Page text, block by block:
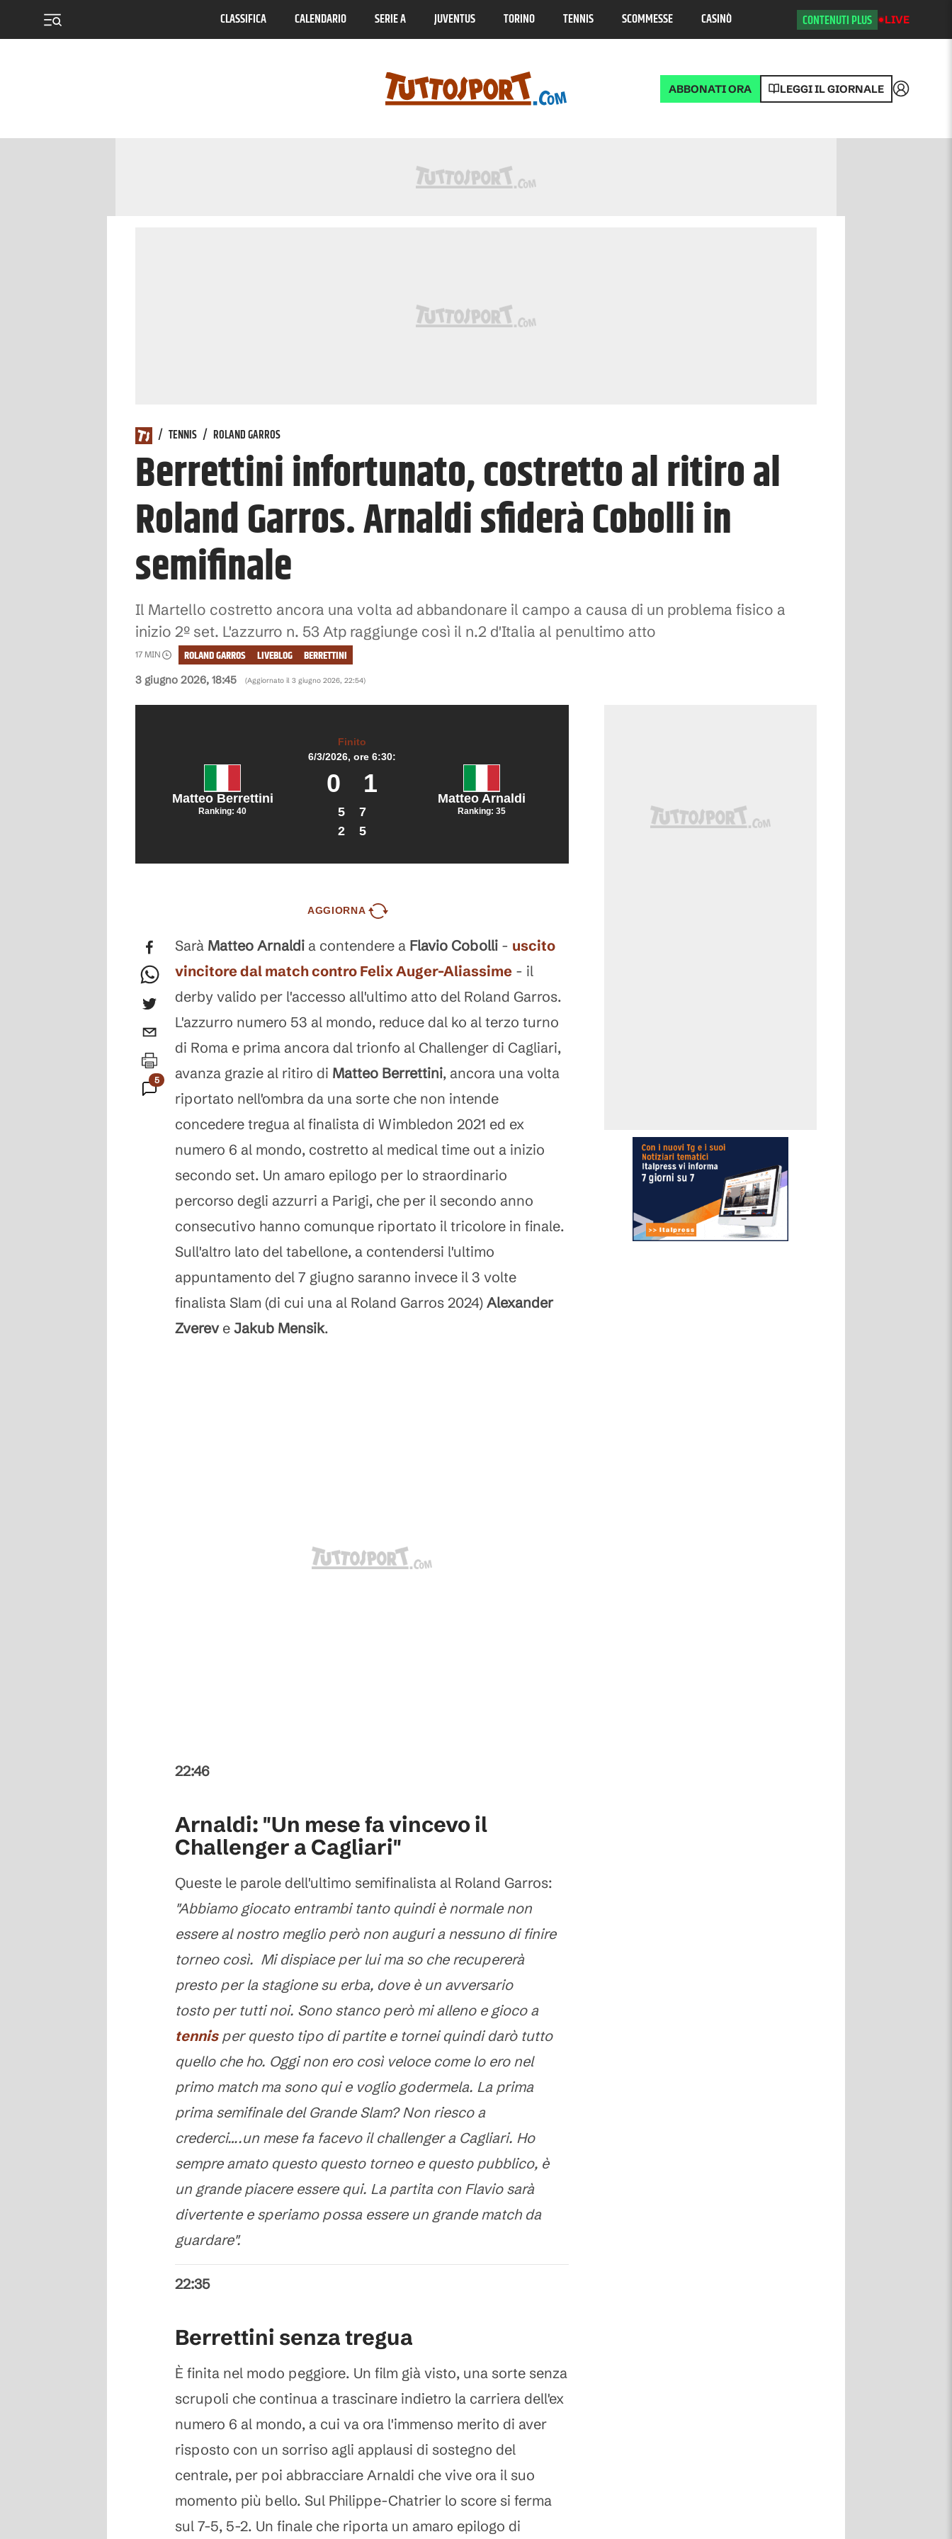
CLASSIFICA CALENDARIO SERIE A JUVENTUS TORINO TENNIS SCOMMESSE CASINÒ CONTENUTI PLUS LIVE
ABBONATI ORA LEGGI IL GIORNALE Accedi
/ TENNIS / ROLAND GARROS
Berrettini infortunato, costretto al ritiro al
Roland Garros. Arnaldi sfiderà Cobolli in
semifinale
Il Martello costretto ancora una volta ad abbandonare il campo a causa di un problema fisico a
inizio 2º set. L'azzurro n. 53 Atp raggiunge così il n.2 d'Italia al penultimo atto
3 giugno 2026, 18:45 (Aggiornato il 3 giugno 2026, 22:54)
17 MIN BERRETTINI
LIVEBLOG
ROLAND GARROS
Finito
6/3/2026, ore 6:30:
Matteo Berrettini
Ranking:40
0 1
5
2
7
5
Matteo Arnaldi
Ranking: 35
AGGIORNA
5
Commenti
Sarà Matteo Arnaldi a contendere a Flavio Cobolli - uscito
vincitore dal match contro Felix Auger-Aliassime - il
derby valido per l'accesso all'ultimo atto del Roland Garros.
L'azzurro numero 53 al mondo, reduce dal ko al terzo turno
di Roma e prima ancora dal trionfo al Challenger di Cagliari,
avanza grazie al ritiro di Matteo Berrettini, ancora una volta
riportato nell'ombra da una sorte che non intende
concedere tregua al finalista di Wimbledon 2021 ed ex
numero 6 al mondo, costretto al medical time out a inizio
secondo set. Un amaro epilogo per lo straordinario
percorso degli azzurri a Parigi, che per il secondo anno
consecutivo hanno comunque riportato il tricolore in finale.
Sull'altro lato del tabellone, a contendersi l'ultimo
appuntamento del 7 giugno saranno invece il 3 volte
finalista Slam (di cui una al Roland Garros 2024) Alexander
Zvereve Jakub Mensik.
22:46
Arnaldi: "Un mese fa vincevo il
Challenger a Cagliari"
Queste le parole dell'ultimo semifinalista al Roland Garros:
"Abbiamo giocato entrambi tanto quindi è normale non
essere al nostro meglio però non auguri a nessuno di finire
torneo così. Mi dispiace per lui ma so che recupererà
presto per la stagione su erba, dove è un avversario
tosto per tutti noi. Sono stanco però mi alleno e gioco a
tennisper questo tipo di partite e tornei quindi darò tutto
quello che ho. Oggi non ero così veloce come lo ero nel
primo match ma sono qui e voglio godermela. La prima
prima semifinale del Grande Slam? Non riesco a
crederci….un mese fa facevo il challenger a Cagliari. Ho
sempre amato questo questo torneo e questo pubblico, è
un grande piacere essere qui. La partita con Flavio sarà
divertente e speriamo possa essere un grande match da
guardare".
22:35
Berrettini senza tregua
È finita nel modo peggiore. Un film già visto, una sorte senza
scrupoli che continua a trascinare indietro la carriera dell'ex
numero 6 al mondo, a cui va ora l'immenso merito di aver
risposto con un sorriso agli applausi di sostegno del
centrale, per poi abbracciare Arnaldi che vive ora il suo
momento più bello. Sul Philippe-Chatrier lo score si ferma
sul 7-5, 5-2. Un finale che riporta un amaro epilogo di